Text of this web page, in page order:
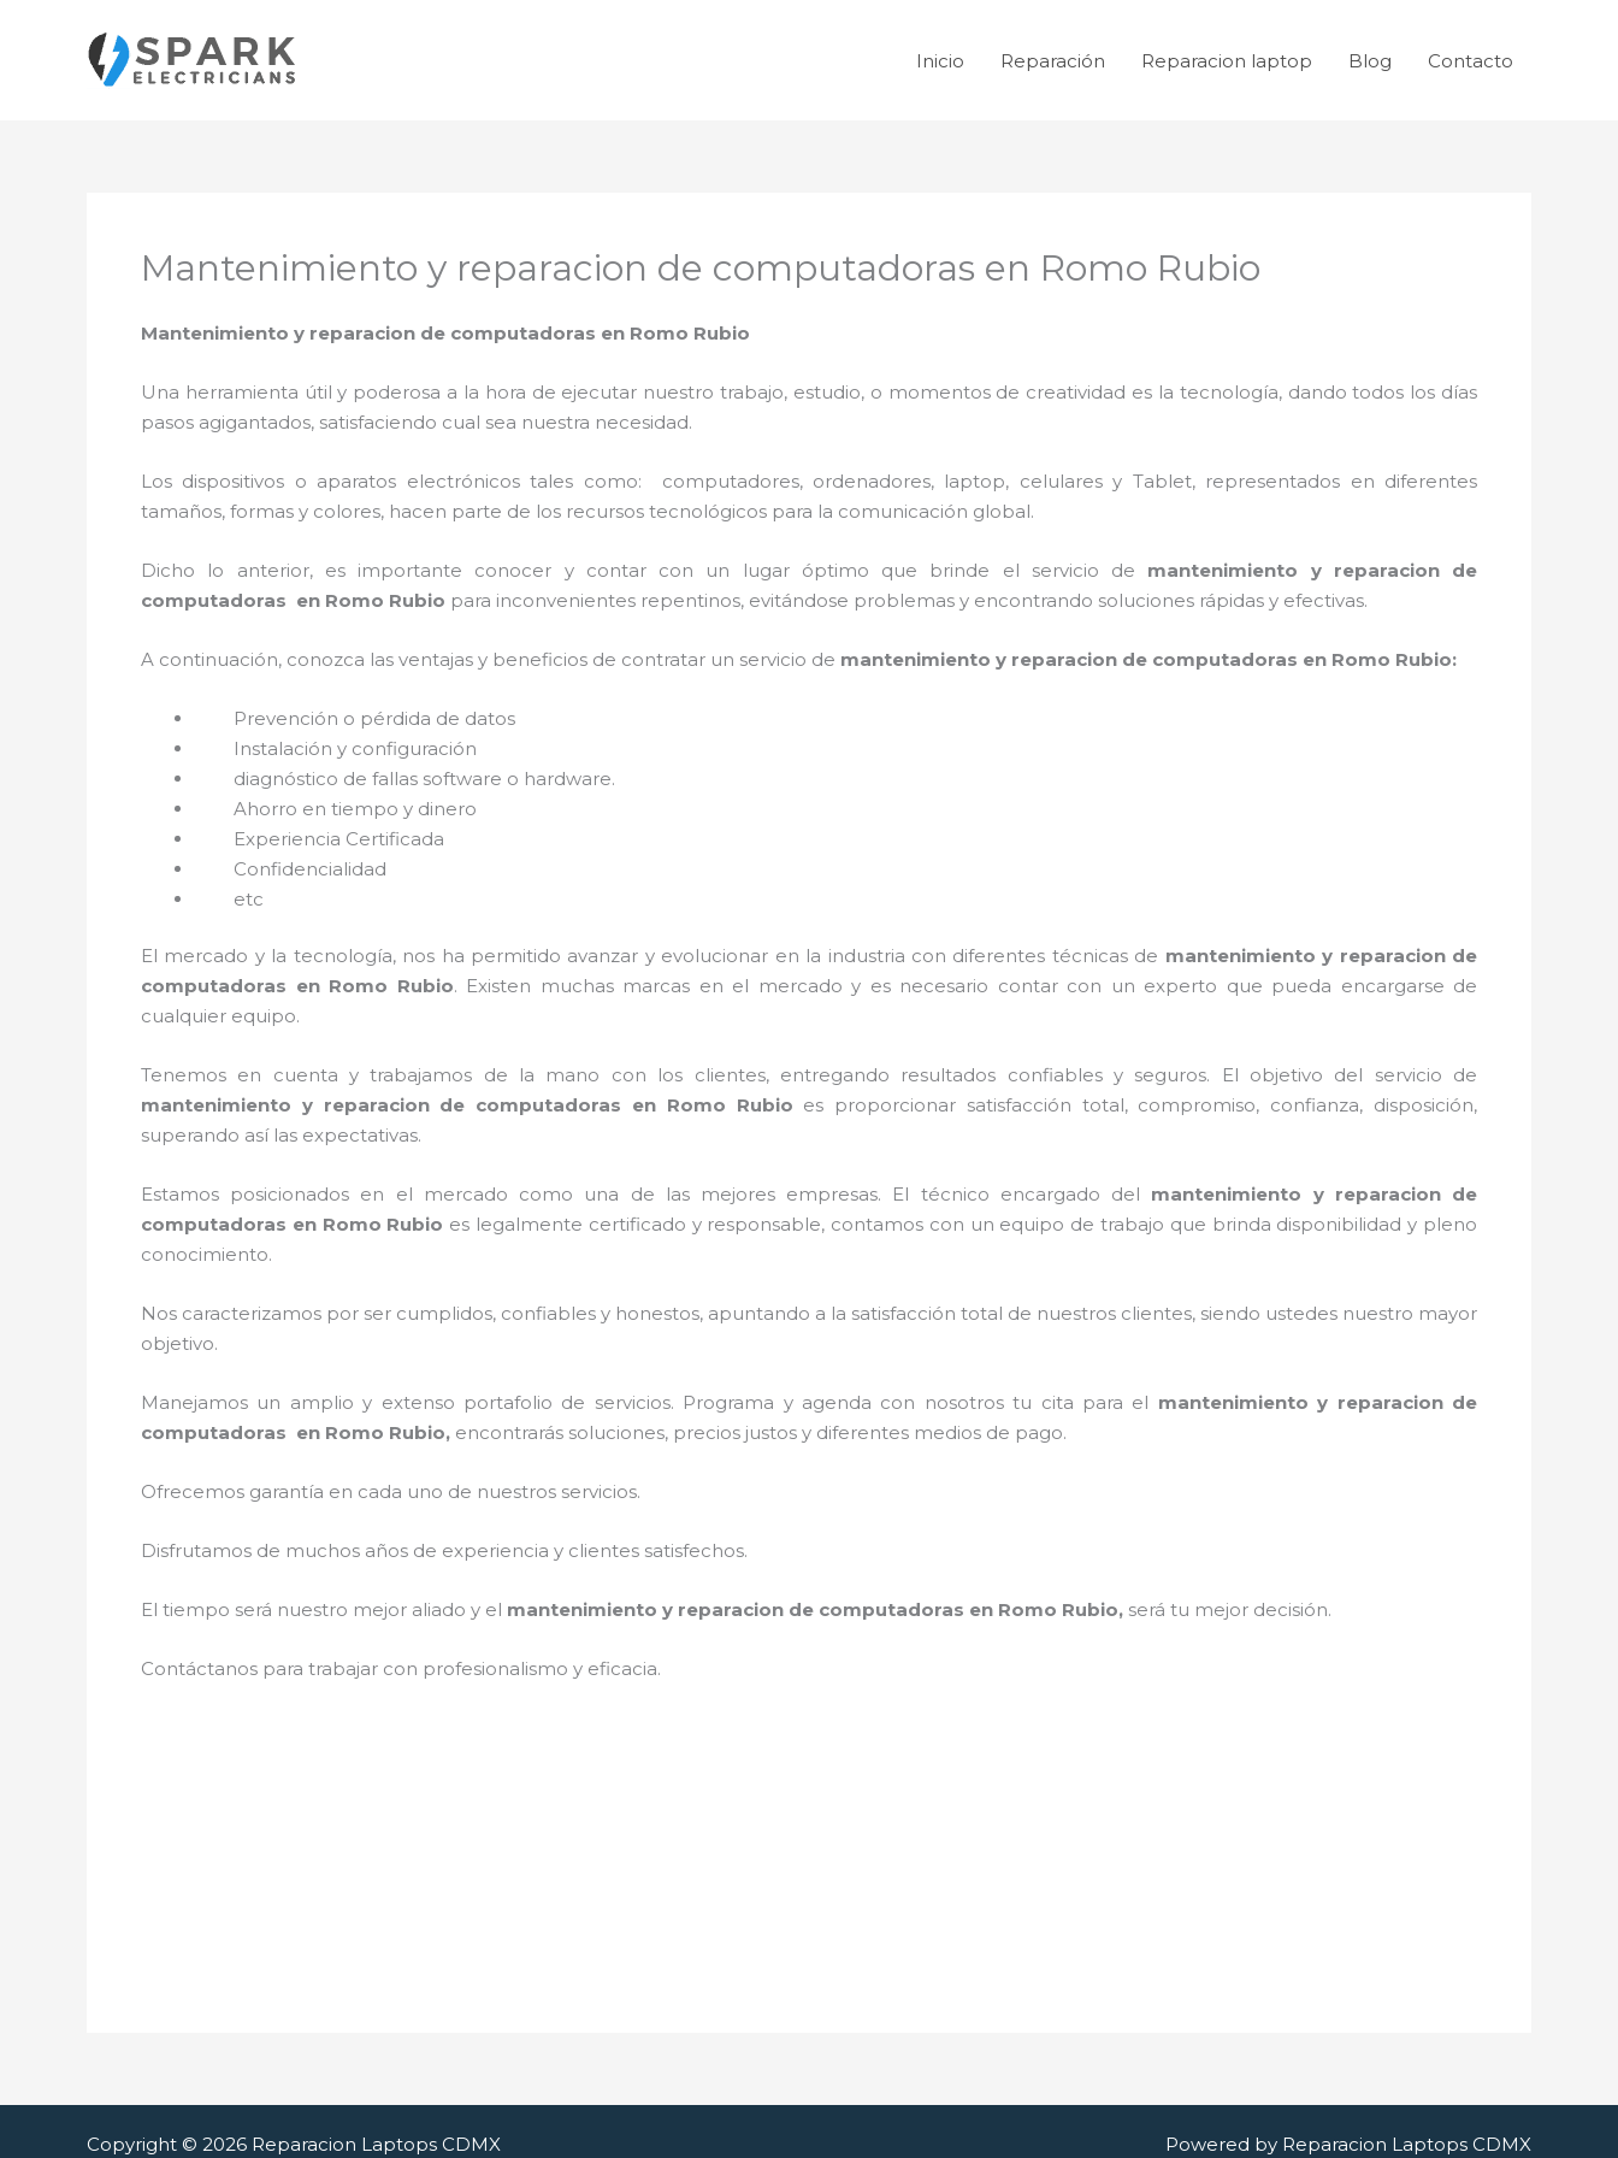
contenido
Inicio Reparación Reparacion laptop Blog Contacto
Mantenimiento y reparacion de computadoras en Romo Rubio
Mantenimiento y reparacion de computadoras en Romo Rubio
Una herramienta útil y poderosa a la hora de ejecutar nuestro trabajo, estudio, o momentos de creatividad es la tecnología, dando todos los días
pasos agigantados, satisfaciendo cual sea nuestra necesidad.
Los dispositivos o aparatos electrónicos tales como: computadores, ordenadores, laptop, celulares y Tablet, representados en diferentes
tamaños, formas y colores, hacen parte de los recursos tecnológicos para la comunicación global.
Dicho lo anterior, es importante conocer y contar con un lugar óptimo que brinde el servicio de mantenimiento y reparacion de
computadoras en Romo Rubio para inconvenientes repentinos, evitándose problemas y encontrando soluciones rápidas y efectivas.
A continuación, conozca las ventajas y beneficios de contratar un servicio de mantenimiento y reparacion de computadoras en Romo Rubio:
Prevención o pérdida de datos
Instalación y configuración
diagnóstico de fallas software o hardware.
Ahorro en tiempo y dinero
Experiencia Certificada
Confidencialidad
etc
El mercado y la tecnología, nos ha permitido avanzar y evolucionar en la industria con diferentes técnicas de mantenimiento y reparacion de
computadoras en Romo Rubio. Existen muchas marcas en el mercado y es necesario contar con un experto que pueda encargarse de
cualquier equipo.
Tenemos en cuenta y trabajamos de la mano con los clientes, entregando resultados confiables y seguros. El objetivo del servicio de
mantenimiento y reparacion de computadoras en Romo Rubio es proporcionar satisfacción total, compromiso, confianza, disposición,
superando así las expectativas.
Estamos posicionados en el mercado como una de las mejores empresas. El técnico encargado del mantenimiento y reparacion de
computadoras en Romo Rubio es legalmente certificado y responsable, contamos con un equipo de trabajo que brinda disponibilidad y pleno
conocimiento.
Nos caracterizamos por ser cumplidos, confiables y honestos, apuntando a la satisfacción total de nuestros clientes, siendo ustedes nuestro mayor
objetivo.
Manejamos un amplio y extenso portafolio de servicios. Programa y agenda con nosotros tu cita para el mantenimiento y reparacion de
computadoras en Romo Rubio, encontrarás soluciones, precios justos y diferentes medios de pago.
Ofrecemos garantía en cada uno de nuestros servicios.
Disfrutamos de muchos años de experiencia y clientes satisfechos.
El tiempo será nuestro mejor aliado y el mantenimiento y reparacion de computadoras en Romo Rubio, será tu mejor decisión.
Contáctanos para trabajar con profesionalismo y eficacia.
Copyright © 2026 Reparacion Laptops CDMX Powered by Reparacion Laptops CDMX